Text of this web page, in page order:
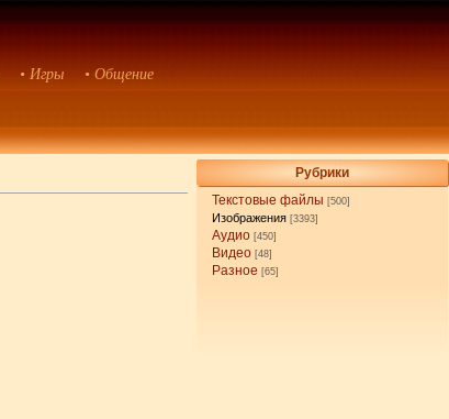
• Игры • Общение
Рубрики
Текстовые файлы [500]
Изображения [3393]
Аудио [450]
Видео [48]
Разное [65]